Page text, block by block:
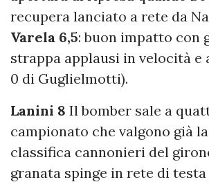
recupera lanciato a rete da
Varela 6,5: buon impatto con
strappa applausi in velocità e
0 di Guglielmotti).
Lanini 8 Il bomber sale a
campionato che valgono già
classifica cannonieri del
granata spinge in rete di